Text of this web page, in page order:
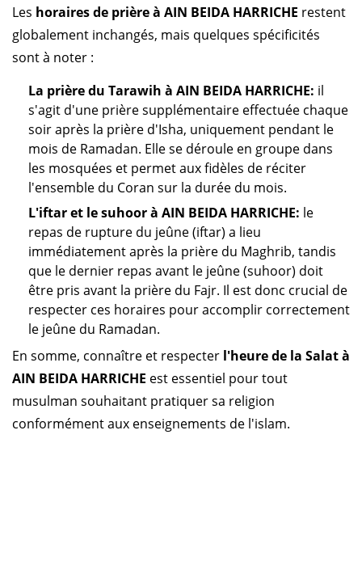
Les horaires de prière à AIN BEIDA HARRICHE restent
globalement inchangés, mais quelques spécificités
sont à noter :
La prière du Tarawih à AIN BEIDA HARRICHE: il
s'agit d'une prière supplémentaire effectuée chaque
soir après la prière d'Isha, uniquement pendant le
mois de Ramadan. Elle se déroule en groupe dans
les mosquées et permet aux fidèles de réciter
l'ensemble du Coran sur la durée du mois.
L'iftar et le suhoor à AIN BEIDA HARRICHE: le
repas de rupture du jeûne (iftar) a lieu
immédiatement après la prière du Maghrib, tandis
que le dernier repas avant le jeûne (suhoor) doit
être pris avant la prière du Fajr. Il est donc crucial de
respecter ces horaires pour accomplir correctement
le jeûne du Ramadan.
En somme, connaître et respecter l'heure de la Salat à
AIN BEIDA HARRICHE est essentiel pour tout
musulman souhaitant pratiquer sa religion
conformément aux enseignements de l'islam.